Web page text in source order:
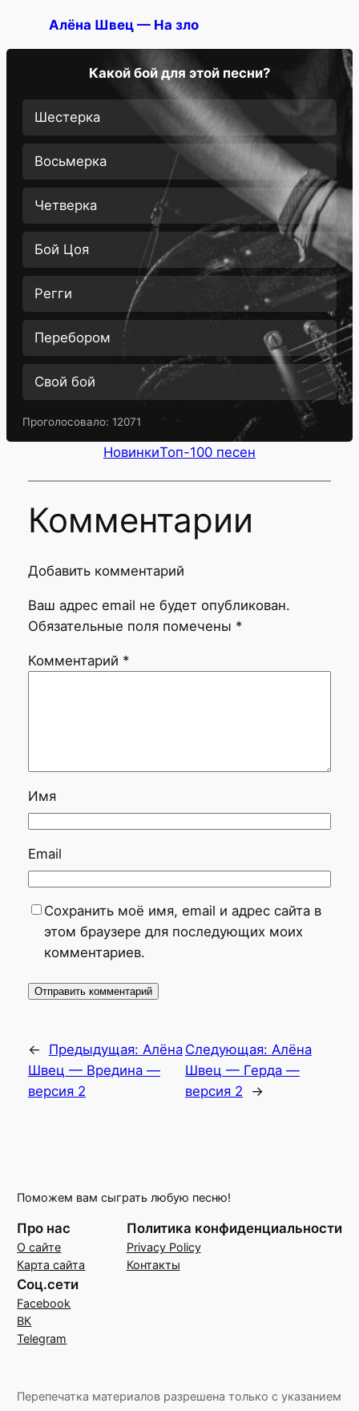
Алёна Швец — На зло
Какой бой для этой песни?
Шестерка
Восьмерка
Четверка
Бой Цоя
Регги
Перебором
Свой бой
Проголосовало: 12071
НовинкиТоп-100 песен
Комментарии
Добавить комментарий
Ваш адрес email не будет опубликован.
Обязательные поля помечены *
Комментарий *
Имя
Email
Сохранить моё имя, email и адрес сайта в
этом браузере для последующих моих
комментариев.
← Предыдущая: Алёна
Швец — Вредина —
версия 2
Следующая: Алёна
Швец — Герда —
версия 2
→
Поможем вам сыграть любую песню!
Про нас
О сайте
Карта сайта
Политика конфиденциальности
Privacy Policy
Контакты
Соц.сети
Facebook
ВК
Telegram
Перепечатка материалов разрешена только с указанием